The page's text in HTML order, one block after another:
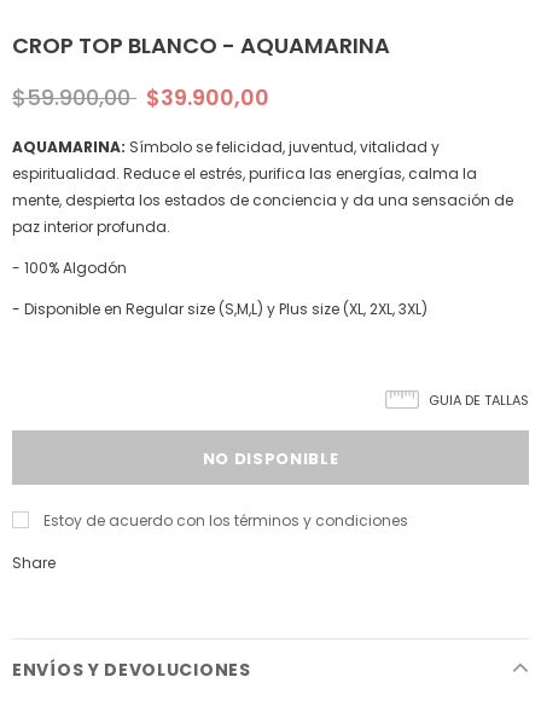
CROP TOP BLANCO - AQUAMARINA
$59.900,00 $39.900,00
AQUAMARINA: Símbolo se felicidad, juventud, vitalidad y
espiritualidad. Reduce el estrés, purifica las energías, calma la
mente, despierta los estados de conciencia y da una sensación de
paz interior profunda.
- 100% Algodón
- Disponible en Regular size (S,M,L) y Plus size (XL, 2XL, 3XL)
GUIA DE TALLAS
Estoy de acuerdo con los términos y condiciones
Share
ENVÍOS Y DEVOLUCIONES